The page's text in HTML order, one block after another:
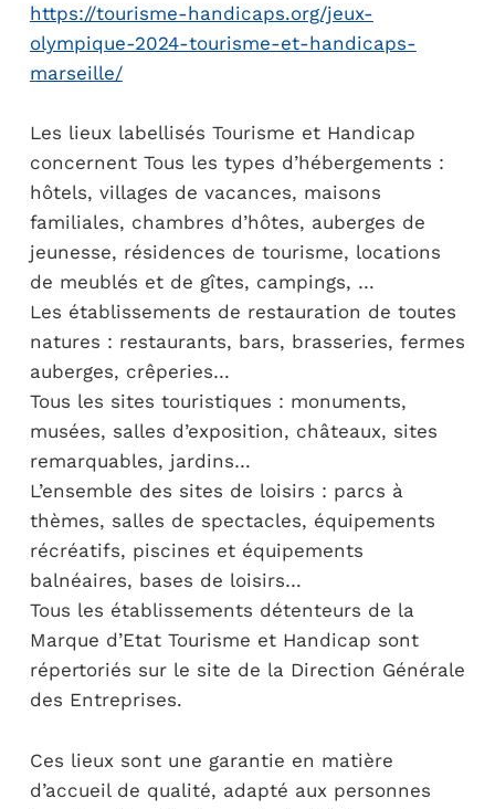
https://tourisme-handicaps.org/jeux-
olympique-2024-tourisme-et-handicaps-
marseille/
Les lieux labellisés Tourisme et Handicap
concernent Tous les types d’hébergements :
hôtels, villages de vacances, maisons
familiales, chambres d’hôtes, auberges de
jeunesse, résidences de tourisme, locations
de meublés et de gîtes, campings, …
Les établissements de restauration de toutes
natures : restaurants, bars, brasseries, fermes
auberges, crêperies…
Tous les sites touristiques : monuments,
musées, salles d’exposition, châteaux, sites
remarquables, jardins…
L’ensemble des sites de loisirs : parcs à
thèmes, salles de spectacles, équipements
récréatifs, piscines et équipements
balnéaires, bases de loisirs…
Tous les établissements détenteurs de la
Marque d’Etat Tourisme et Handicap sont
répertoriés sur le site de la Direction Générale
des Entreprises.
Ces lieux sont une garantie en matière
d’accueil de qualité, adapté aux personnes